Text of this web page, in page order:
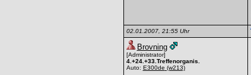
02.01.2007, 21:55 Uhr
Brovning
[Administrator]
4.+24.+33.Treffenorganis.
Auto: E300de (w213)